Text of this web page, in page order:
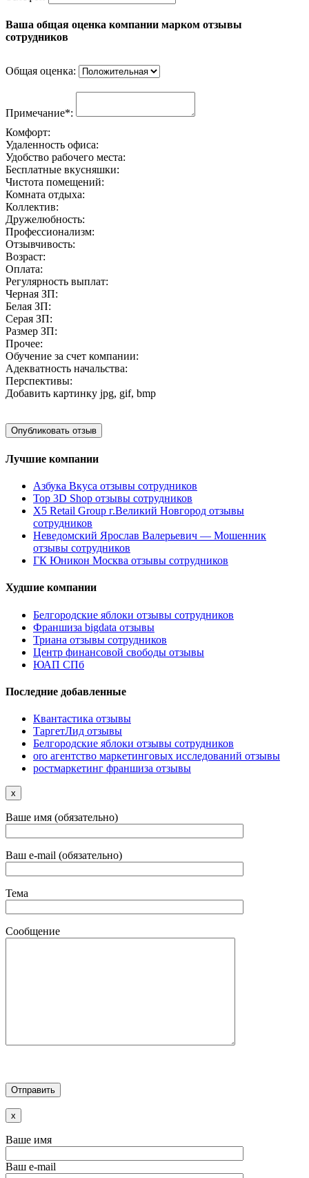
Ваша общая оценка компании марком отзывы
сотрудников
Общая оценка:
Примечание*:
Комфорт:
Удаленность офиса:
Удобство рабочего места:
Бесплатные вкусняшки:
Чистота помещений:
Комната отдыха:
Коллектив:
Дружелюбность:
Профессионализм:
Отзывчивость:
Возраст:
Оплата:
Регулярность выплат:
Черная ЗП:
Белая ЗП:
Серая ЗП:
Размер ЗП:
Прочее:
Обучение за счет компании:
Адекватность начальства:
Перспективы:
Добавить картинку jpg, gif, bmp
Лучшие компании
Азбука Вкуса отзывы сотрудников
Top 3D Shop отзывы сотрудников
X5 Retail Group г.Великий Новгород отзывы
сотрудников
Неведомский Ярослав Валерьевич — Мошенник
отзывы сотрудников
ГК Юникон Москва отзывы сотрудников
Худшие компании
Белгородские яблоки отзывы сотрудников
Франшиза bigdata отзывы
Триана отзывы сотрудников
Центр финансовой свободы отзывы
ЮАП СПб
Последние добавленные
Квантастика отзывы
ТаргетЛид отзывы
Белгородские яблоки отзывы сотрудников
oro агентство маркетинговых исследований отзывы
ростмаркетинг франшиза отзывы
x
Ваше имя (обязательно)
Ваш e-mail (обязательно)
Тема
Сообщение
x
Ваше имя
Ваш e-mail